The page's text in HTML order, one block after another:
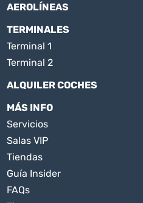
AEROLÍNEAS
TERMINALES
Terminal 1
Terminal 2
ALQUILER COCHES
MÁS INFO
Servicios
Salas VIP
Tiendas
Guía Insider
FAQs